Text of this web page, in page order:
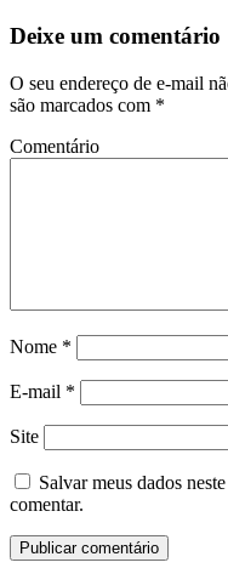
Deixe um comentário
O seu endereço de e-mail
são marcados com *
Comentário
Nome *
E-mail *
Site
Salvar meus dados
comentar.